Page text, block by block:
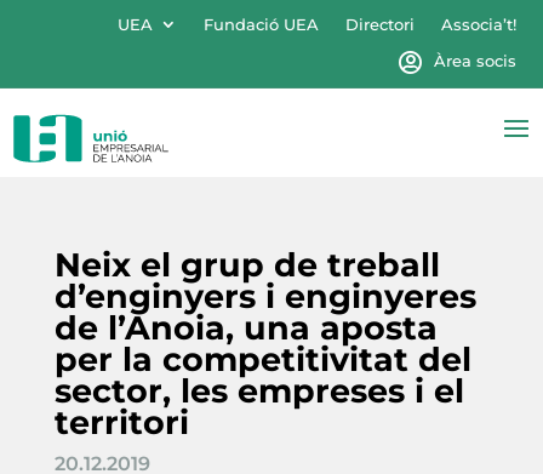
UEA Fundació UEA Directori
Associa’t!
Àrea socis
Neix el grup de treball
d’enginyers i enginyeres
de l’Anoia, una aposta
per la competitivitat del
sector, les empreses i el
territori
20.12.2019